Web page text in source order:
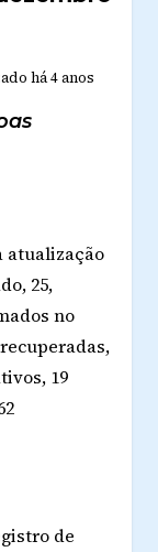
há 4 anos
atualização
25,
no
19
de